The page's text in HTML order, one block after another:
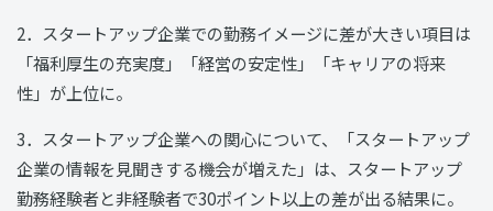
2．スタートアップ企業での勤務イメージに差が大きい項目は
「福利厚生の充実度」「経営の安定性」「キャリアの将来
性」が上位に。
3．スタートアップ企業への関心について、「スタートアップ
企業の情報を見聞きする機会が増えた」は、スタートアップ
勤務経験者と非経験者で30ポイント以上の差が出る結果に。